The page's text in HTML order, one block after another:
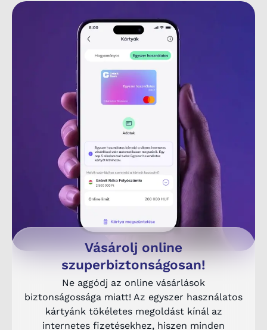
Vásárolj online
szuperbiztonságosan!
Ne aggódj az online vásárlások
biztonságossága miatt! Az egyszer használatos
kártyánk tökéletes megoldást kínál az
internetes fizetésekhez, hiszen minden